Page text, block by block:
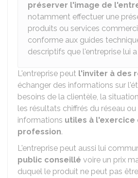
préserver l'image de
notamment effectuer une
produits ou services
conforme aux guides
descriptifs que l'entreprise lui
L'entreprise peut l'inviter à des
échanger des informations sur
besoins de la clientèle, la
les résultats chiffrés du réseau
informations utiles à l'exercice
profession.
L'entreprise peut aussi lui
public conseillé voire un prix
duquel le produit ne peut pas